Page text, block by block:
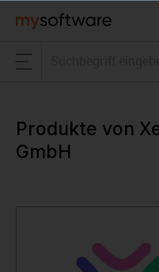
springen
Produkte von
GmbH